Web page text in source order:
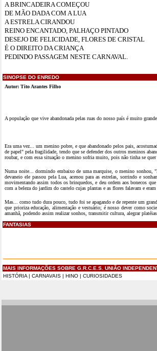
A BRINCADEIRA COMEÇOU
DE MÃO DADA COM A LUA
A ESTRELA CIRANDOU
REINO ENCANTADO, PALHAÇO PINTADO
DESEJO DE FELICIDADE, FLORES DE CRISTAL
É O DIREITO DA CRIANÇA
PEDINDO PASSAGEM NESTE CARNAVAL.
SINOPSE DO ENREDO
Autor: Tito Arantes Filho
A população que vive abandonada pelas ruas do nosso país é muito
Era uma vez... um menino pobre, e que abandonado pelos pais,
de papel" pela fragilidade, tendo que se defender dos outros meninos
roubar, e com essa situação o menino sofria muito, pois não tinha se quer
Numa noite... dormindo embaixo de uma marquise, o menino sonhou,
devaneio ele passou pela Lua, acenou para as estrelas, sorrindo e
movimentando assim todos os brinquedos, e deu ordem aos bonecos
com a beleza do jardim do castelo cujas plantas e as flores falavam e
Mas... como tudo dura pouco, tudo foi se apagando e de repente um
que prioriza educação, alimentação e vestuário; é nosso dever como
amanhã, podendo assim realizar sonhos, transmitir cultura, alegrar
FANTASIAS
MAIS INFORMAÇÕES SOBRE G.R.C.E.S. UNIÃO
HISTÓRIA | CARNAVAIS | HINO | CURIOSIDADES